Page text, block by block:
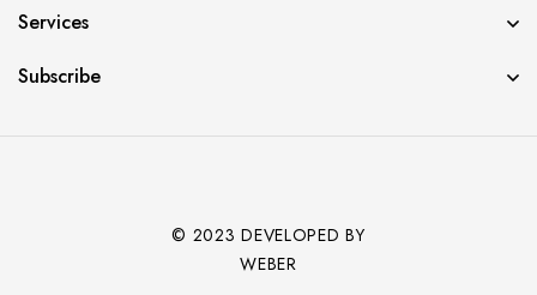
Services
Subscribe
© 2023 DEVELOPED BY
WEBER